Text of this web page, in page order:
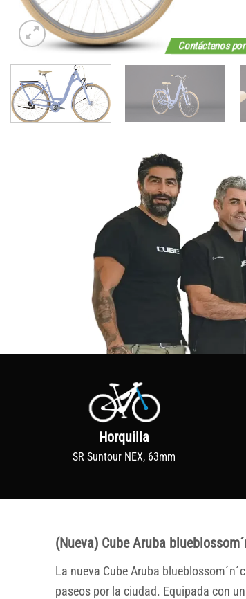
Contáctanos
Horquilla
SR Suntour NEX, 63mm
(Nueva) Cube Aruba
La nueva Cube Aruba
paseos por la ciudad. Equipada con